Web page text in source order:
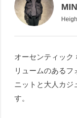
オーセンティック
リュームのある
ニットと大人カジ
す。